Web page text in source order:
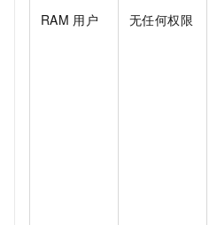
RAM 用户 无任何权限